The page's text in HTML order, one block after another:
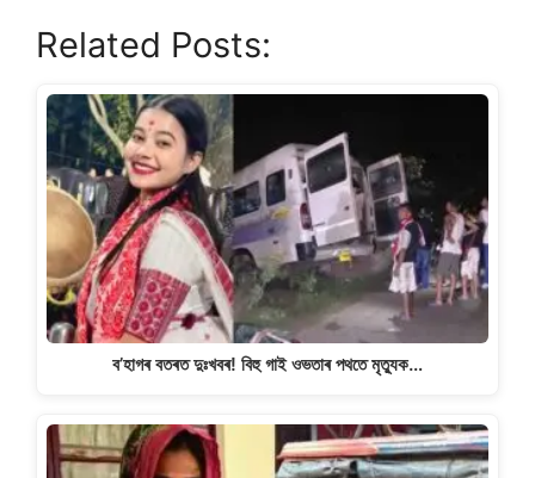
at
s
A
p
p
c
e
b
o
o
k
e
gr
a
m
y
n
k
e
Related Posts:
ব’হাগৰ বতৰত দুঃখবৰ! বিহু গাই ওভতাৰ পথতে মৃত্যুক…